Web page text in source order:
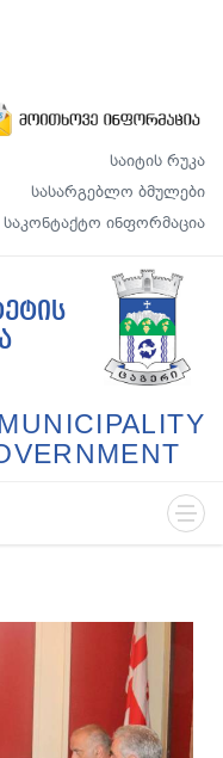
საიტის რუკა
სასარგებლო ბმულები
საკონტაქტო ინფორმაცია